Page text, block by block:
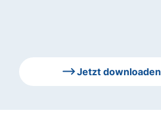
Jetzt downloaden